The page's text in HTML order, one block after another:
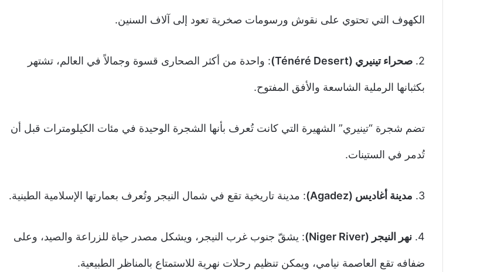
الكهوف التي تحتوي على نقوش ورسومات صخرية تعود إلى آلاف السنين.
2. صحراء تينيري (Ténéré Desert) : واحدة من أكثر الصحارى قسوة وجمالاً في العالم، تشتهر
بكثبانها الرملية الشاسعة والأفق المفتوح.
تضم شجرة “تينيري” الشهيرة التي كانت تُعرف بأنها الشجرة الوحيدة في مئات الكيلومترات قبل أن
تُدمر في الستينات.
3. مدينة أغاديس (Agadez) : مدينة تاريخية تقع في شمال النيجر وتُعرف بعمارتها الإسلامية الطينية.
4. نهر النيجر (Niger River) : يشقّ جنوب غرب النيجر، ويشكل مصدر حياة للزراعة والصيد، وعلى
ضفافه تقع العاصمة نيامي، ويمكن تنظيم رحلات نهرية للاستمتاع بالمناظر الطبيعية.